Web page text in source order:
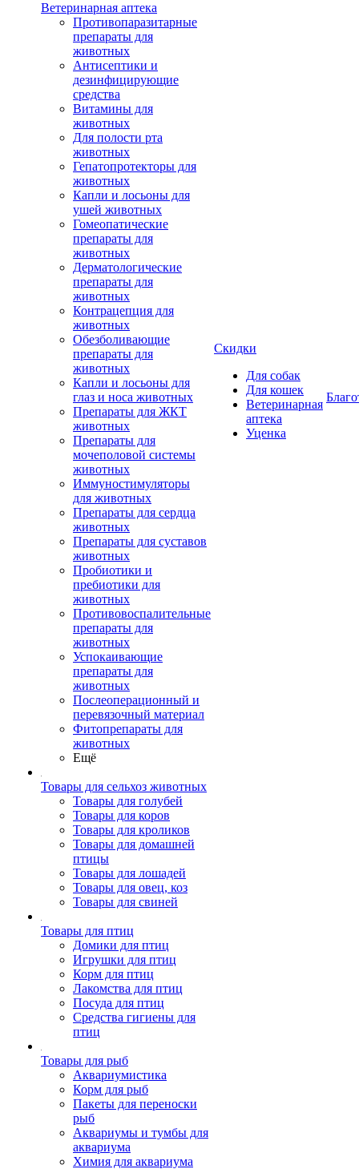
Ветеринарная аптека
Противопаразитарные
препараты для
животных
Антисептики и
дезинфицирующие
средства
Витамины для
животных
Для полости рта
животных
Гепатопротекторы для
животных
Капли и лосьоны для
ушей животных
Гомеопатические
препараты для
животных
Дерматологические
препараты для
животных
Контрацепция для
животных
Обезболивающие
препараты для
животных
Капли и лосьоны для
глаз и носа животных
Препараты для ЖКТ
животных
Препараты для
мочеполовой системы
животных
Иммуностимуляторы
для животных
Препараты для сердца
животных
Препараты для суставов
животных
Пробиотики и
пребиотики для
животных
Противовоспалительные
препараты для
животных
Успокаивающие
препараты для
животных
Послеоперационный и
перевязочный материал
Фитопрепараты для
животных
Ещё
Товары для сельхоз животных
Товары для голубей
Товары для коров
Товары для кроликов
Товары для домашней
птицы
Товары для лошадей
Товары для овец, коз
Товары для свиней
Товары для птиц
Домики для птиц
Игрушки для птиц
Корм для птиц
Лакомства для птиц
Посуда для птиц
Средства гигиены для
птиц
Товары для рыб
Аквариумистика
Корм для рыб
Пакеты для переноски
рыб
Аквариумы и тумбы для
аквариума
Химия для аквариума
Скидки
Для собак
Для кошек
Ветеринарная
аптека
Уценка